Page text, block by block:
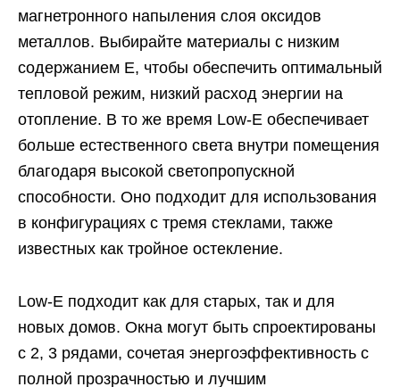
магнетронного напыления слоя оксидов
металлов. Выбирайте материалы с низким
содержанием Е, чтобы обеспечить оптимальный
тепловой режим, низкий расход энергии на
отопление. В то же время Low-E обеспечивает
больше естественного света внутри помещения
благодаря высокой светопропускной
способности. Оно подходит для использования
в конфигурациях с тремя стеклами, также
известных как тройное остекление.
Low-E подходит как для старых, так и для
новых домов. Окна могут быть спроектированы
с 2, 3 рядами, сочетая энергоэффективность с
полной прозрачностью и лучшим